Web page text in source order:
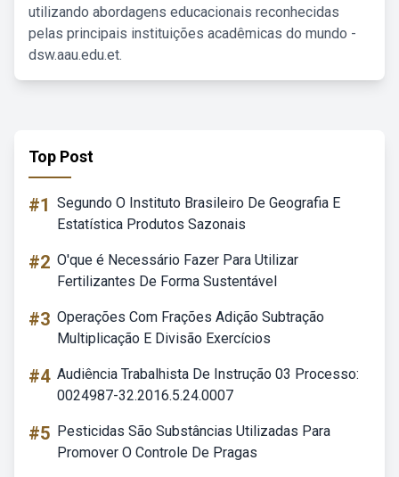
utilizando abordagens educacionais reconhecidas
pelas principais instituições acadêmicas do mundo -
dsw.aau.edu.et.
Top Post
#1 Segundo O Instituto Brasileiro De Geografia E
Estatística Produtos Sazonais
#2 O'que é Necessário Fazer Para Utilizar
Fertilizantes De Forma Sustentável
#3 Operações Com Frações Adição Subtração
Multiplicação E Divisão Exercícios
#4 Audiência Trabalhista De Instrução 03 Processo:
0024987-32.2016.5.24.0007
#5 Pesticidas São Substâncias Utilizadas Para
Promover O Controle De Pragas